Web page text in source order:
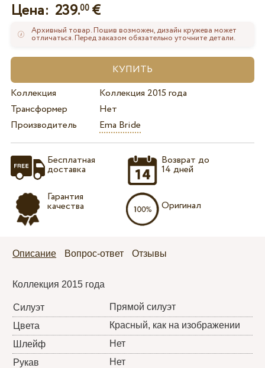
Цена: 239.00€
Архивный товар. Пошив возможен, дизайн кружева может
отличаться. Перед заказом обязательно уточните детали.
Коллекция
Коллекция 2015 года
Трансформер
Нет
Производитель
Ema Bride
Бесплатная
доставка
Гарантия
качества
Возврат до
14 дней
Оригинал
Описание Вопрос-ответ Отзывы
Коллекция 2015 года
Силуэт
Прямой силуэт
Цвета
Красный, как на изображении
Шлейф
Нет
Рукав
Нет